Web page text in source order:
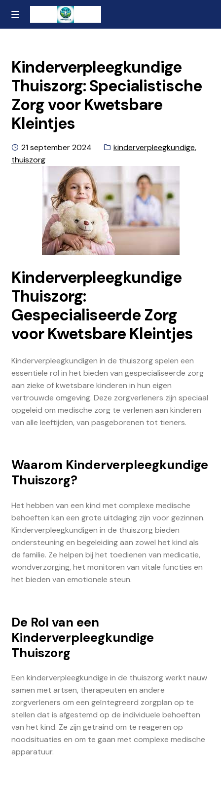
Ga
naar
Naar
de
MENU
Contact
Over ons
Privacybeleid en Algemene Voorwaarden
Kinderverpleegkundige
Thuiszorg: Specialistische
Zorg voor Kwetsbare
Kleintjes
Geplaatst
op
21 september 2024 Categorieën:
kinderverpleegkundige,
thuiszorg
Kinderverpleegkundige
Thuiszorg:
Gespecialiseerde Zorg
voor Kwetsbare Kleintjes
Kinderverpleegkundigen in de thuiszorg spelen een
essentiële rol in het bieden van gespecialiseerde zorg
aan zieke of kwetsbare kinderen in hun eigen
vertrouwde omgeving. Deze zorgverleners zijn speciaal
opgeleid om medische zorg te verlenen aan kinderen
van alle leeftijden, van pasgeborenen tot tieners.
Waarom Kinderverpleegkundige
Thuiszorg?
Het hebben van een kind met complexe medische
behoeften kan een grote uitdaging zijn voor gezinnen.
Kinderverpleegkundigen in de thuiszorg bieden
ondersteuning en begeleiding aan zowel het kind als
de familie. Ze helpen bij het toedienen van medicatie,
wondverzorging, het monitoren van vitale functies en
het bieden van emotionele steun.
De Rol van een
Kinderverpleegkundige
Thuiszorg
Een kinderverpleegkundige in de thuiszorg werkt nauw
samen met artsen, therapeuten en andere
zorgverleners om een geïntegreerd zorgplan op te
stellen dat is afgestemd op de individuele behoeften
van het kind. Ze zijn getraind om te reageren op
noodsituaties en om te gaan met complexe medische
apparatuur.